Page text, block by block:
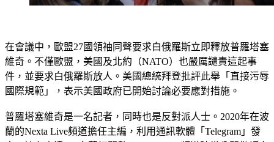
維奇。不僅歐盟，美國及北約（NATO）也嚴厲譴責這起事
件，並要求白俄羅斯放人。美國總統拜登批評此舉「直接污辱
國際規範」，表示美國政府已開始討論必要應對措施。
蘭的Nexta Live頻道擔任主編，利用通訊軟體「Telegram」發
文，擁有高達100多萬訂閱數。Nexta Live頻道時常公開批評白